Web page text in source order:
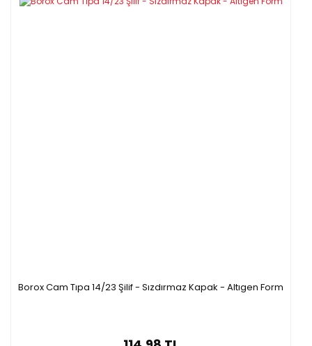
Borox Cam Tıpa 14/23 Şilif - Sızdırmaz Kapak - Altıgen Form